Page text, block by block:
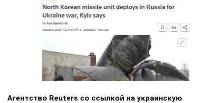
Агентство Reuters со ссылкой на украинскую